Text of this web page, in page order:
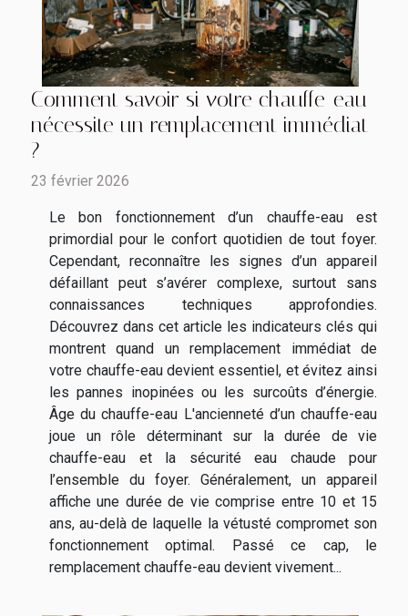
Comment savoir si votre chauffe-eau
nécessite un remplacement immédiat
?
23 février 2026
Le bon fonctionnement d’un chauffe-eau est
primordial pour le confort quotidien de tout foyer.
Cependant, reconnaître les signes d’un appareil
défaillant peut s’avérer complexe, surtout sans
connaissances techniques approfondies.
Découvrez dans cet article les indicateurs clés qui
montrent quand un remplacement immédiat de
votre chauffe-eau devient essentiel, et évitez ainsi
les pannes inopinées ou les surcoûts d’énergie.
Âge du chauffe-eau L'ancienneté d’un chauffe-eau
joue un rôle déterminant sur la durée de vie
chauffe-eau et la sécurité eau chaude pour
l’ensemble du foyer. Généralement, un appareil
affiche une durée de vie comprise entre 10 et 15
ans, au-delà de laquelle la vétusté compromet son
fonctionnement optimal. Passé ce cap, le
remplacement chauffe-eau devient vivement...